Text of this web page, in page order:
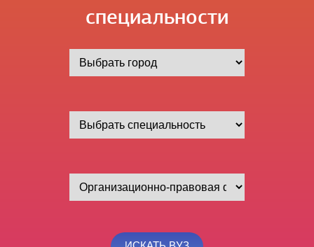
специальности